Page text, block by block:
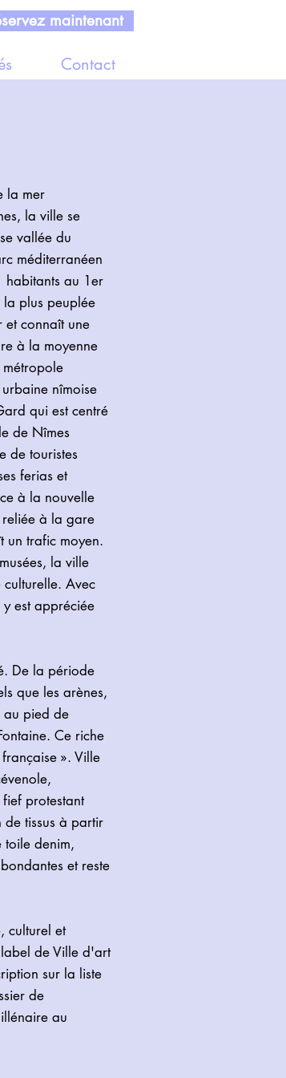
maintenant
Contact
la mer
la ville se
vallée du
méditerranéen
habitants au 1er
plus peuplée
et connaît une
à la moyenne
nîmoise
qui est centré
de Nîmes
de touristes
ferias et
à la nouvelle
reliée à la gare
un trafic moyen.
la ville
culturelle. Avec
est appréciée
De la période
que les arènes,
au pied de
Ce riche
». Ville
protestant
de tissus à partir
toile denim,
et reste
culturel et
de Ville d'art
sur la liste
de
au